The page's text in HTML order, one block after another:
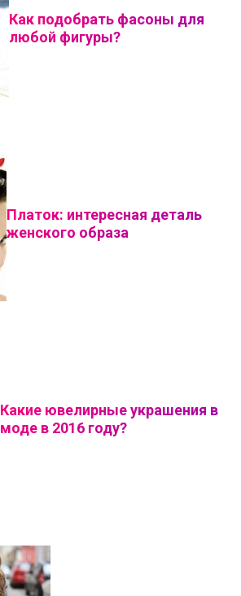
Как подобрать фасоны для
любой фигуры?
Платок: интересная деталь
женского образа
Какие ювелирные украшения в
моде в 2016 году?